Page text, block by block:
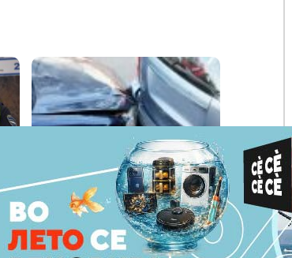
во
Сообраќајна расправија
завршила со закани со пиштол